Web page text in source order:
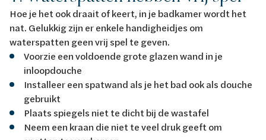
Hoe je het ook draait of keert, in je badkamer wordt het
nat. Gelukkig zijn er enkele handigheidjes om
waterspatten geen vrij spel te geven.
Voorzie een voldoende grote glazen wand in je
inloopdouche
Installeer een spatwand als je het bad ook als douche
gebruikt
Plaats spiegels niet te dicht bij de wastafel
Neem een kraan die niet te veel druk geeft om